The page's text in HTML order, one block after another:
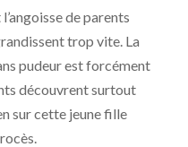
de parents
trop vite. La
pudeur est forcément
découvrent surtout
sur cette jeune fille